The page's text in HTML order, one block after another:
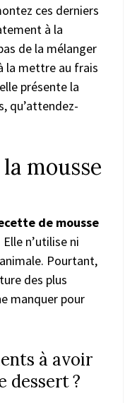
ces derniers
à la
de la mélanger
la mettre au frais
présente la
qu’attendez-
mousse
de mousse
Elle n’utilise ni
Pourtant,
des plus
manquer pour
à avoir
dessert ?